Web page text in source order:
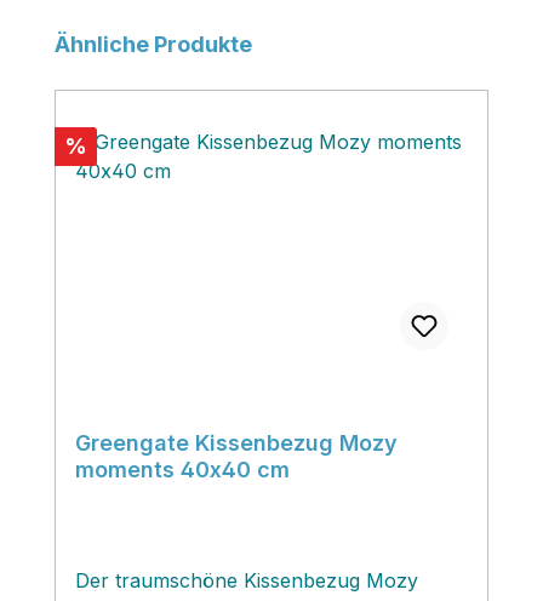
Produktgalerie überspringen
Ähnliche Produkte
Rabatt
%
Greengate Kissenbezug Mozy
moments 40x40 cm
Der traumschöne Kissenbezug Mozy